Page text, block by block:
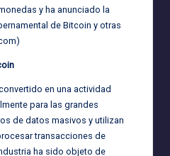
y ha anunciado la
de Bitcoin y otras
)
en una actividad
para las grandes
de datos masivos y utilizan
transacciones de
ha sido objeto de